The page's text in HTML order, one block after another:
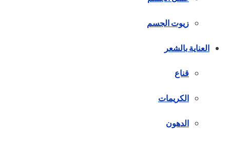
زيوت الجسم
العناية بالشعر
قناع
الكريمات
الدهون